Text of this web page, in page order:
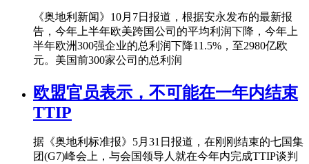
《奥地利新闻》10月7日报道，根据安永发布的最新报
告，今年上半年欧美跨国公司的平均利润下降，今年上
半年欧洲300强企业的总利润下降11.5%，至2980亿欧
元。美国前300家公司的总利润
欧盟官员表示，不可能在一年内结束
TTIP
据《奥地利标准报》5月31日报道，在刚刚结束的七国集
团(G7)峰会上，与会国领导人就在今年内完成TTIP谈判